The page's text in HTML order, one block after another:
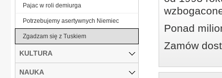
Ponad
Zamów
Pajac w roli demiurga
Potrzebujemy asertywnych Niemiec
Zgadzam się z Tuskiem
KULTURA
NAUKA